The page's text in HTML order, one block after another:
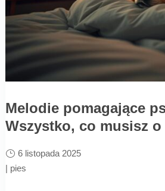
Melodie pomagające
Wszystko, co musisz
6 listopada 2025
| pies